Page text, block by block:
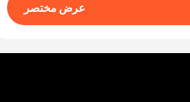
عرض مختصر